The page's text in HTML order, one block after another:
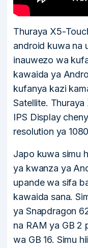
Thuraya X5-
android kuwa na
inauwezo wa
kawaida ya
kufanya kazi
Satellite.
IPS Display
resolution ya
Japo kuwa simu
ya kwanza ya
upande wa sifa
kawaida sana.
ya Snapdragon
na RAM ya GB 2
wa GB 16. Simu